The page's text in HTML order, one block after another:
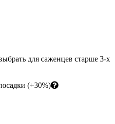
для саженцев старше 3-х
(+30%)